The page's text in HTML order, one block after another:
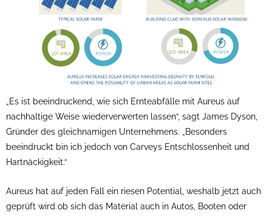
„Es ist beeindruckend, wie sich Ernteabfälle mit Aureus auf
nachhaltige Weise wiederverwerten lassen“, sagt James Dyson,
Gründer des gleichnamigen Unternehmens. „Besonders
beeindruckt bin ich jedoch von Carveys Entschlossenheit und
Hartnäckigkeit.“
Aureus hat auf jeden Fall ein riesen Potential, weshalb jetzt auch
geprüft wird ob sich das Material auch in Autos, Booten oder